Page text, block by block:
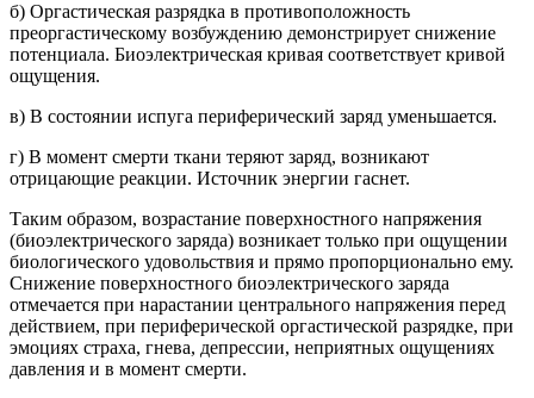
б) Оргастическая разрядка в противоположность
преоргастическому возбуждению демонстрирует снижение
потенциала. Биоэлектрическая кривая соответствует кривой
ощущения.
в) В состоянии испуга периферический заряд уменьшается.
г) В момент смерти ткани теряют заряд, возникают
отрицающие реакции. Источник энергии гаснет.
Таким образом, возрастание поверхностного напряжения
(биоэлектрического заряда) возникает только при ощущении
биологического удовольствия и прямо пропорционально ему.
Снижение поверхностного биоэлектрического заряда
отмечается при нарастании центрального напряжения перед
действием, при периферической оргастической разрядке, при
эмоциях страха, гнева, депрессии, неприятных ощущениях
давления и в момент смерти.